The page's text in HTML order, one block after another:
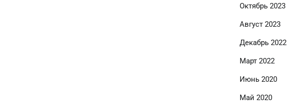
Октябрь 2023
Август 2023
Декабрь 2022
Март 2022
Июнь 2020
Май 2020